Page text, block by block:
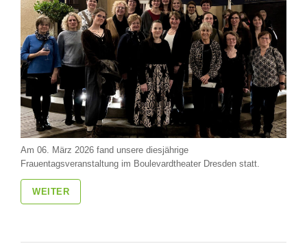
Am 06. März 2026 fand unsere diesjährige
Frauentagsveranstaltung im Boulevardtheater Dresden statt.
WEITER